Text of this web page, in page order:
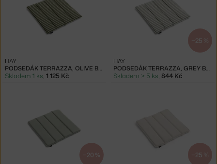
PODSEDÁK TERRAZZA, OLIVE BOLD STRIPE
HAY
Skladem 1 ks 1 125 Kč
−25 %
PODSEDÁK TERRAZZA, GREY BOLD STRIPE
HAY
Skladem > 5 ks 844 Kč
−20 % −25 %